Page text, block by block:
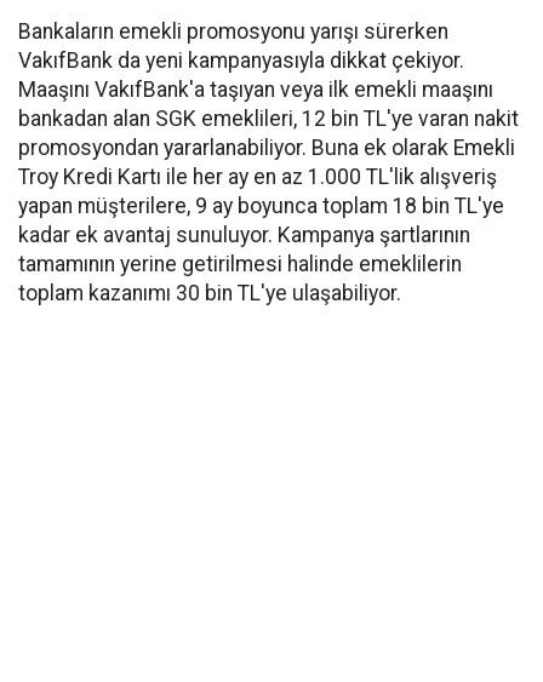
Bankaların emekli promosyonu yarışı sürerken
VakıfBank da yeni kampanyasıyla dikkat çekiyor.
Maaşını VakıfBank'a taşıyan veya ilk emekli maaşını
bankadan alan SGK emeklileri, 12 bin TL'ye varan nakit
promosyondan yararlanabiliyor. Buna ek olarak Emekli
Troy Kredi Kartı ile her ay en az 1.000 TL'lik alışveriş
yapan müşterilere, 9 ay boyunca toplam 18 bin TL'ye
kadar ek avantaj sunuluyor. Kampanya şartlarının
tamamının yerine getirilmesi halinde emeklilerin
toplam kazanımı 30 bin TL'ye ulaşabiliyor.